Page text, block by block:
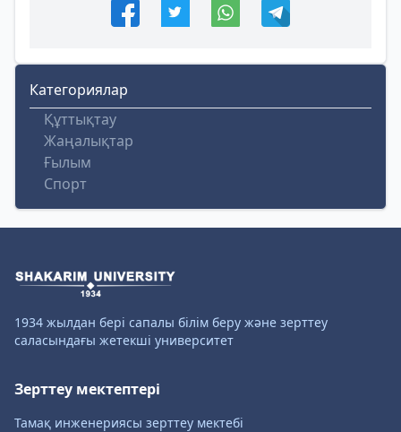
Категориялар
Құттықтау
Жаңалықтар
Ғылым
Спорт
1934 жылдан бері сапалы білім беру және зерттеу
саласындағы жетекші университет
Зерттеу мектептері
Тамақ инженериясы зерттеу мектебі